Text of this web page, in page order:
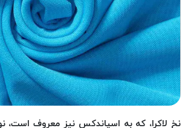
اکو
E.K.O
نخ
بافت
موم
خورده
نخ
نخ لاکرا، که به اسپاندکس نیز معروف است،